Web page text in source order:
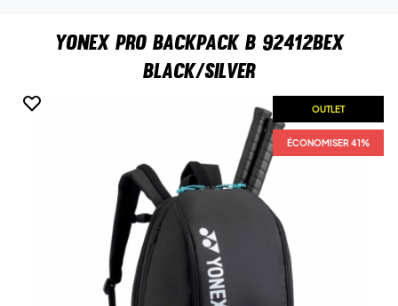
Yonex Pro Backpack B 92412BEX
Black/Silver
OUTLET
ÉCONOMISER 41%